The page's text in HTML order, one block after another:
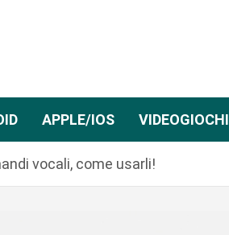
APPLE/IOS VIDEOGIOCHI
vocali, come usarli!